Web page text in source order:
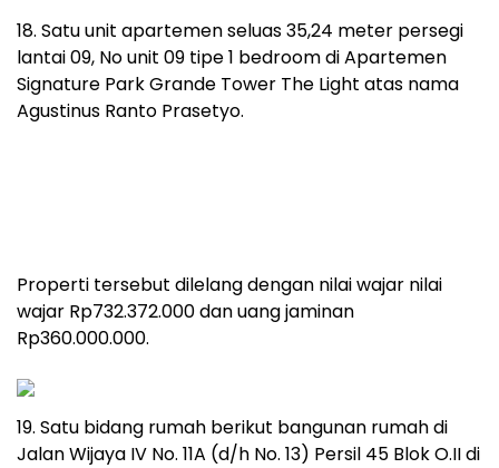
18. Satu unit apartemen seluas 35,24 meter persegi
lantai 09, No unit 09 tipe 1 bedroom di Apartemen
Signature Park Grande Tower The Light atas nama
Agustinus Ranto Prasetyo.
Properti tersebut dilelang dengan nilai wajar nilai
wajar Rp732.372.000 dan uang jaminan
Rp360.000.000.
19. Satu bidang rumah berikut bangunan rumah di
Jalan Wijaya IV No. 11A (d/h No. 13) Persil 45 Blok O.II di